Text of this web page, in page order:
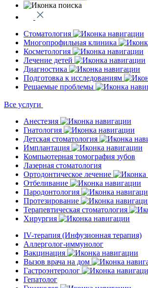
Стоматология
Многопрофильная клиника
Косметология
Лечение детей
Диагностика
Подготовка к исследованиям
Решаемые проблемы
Все услуги
Анестезия
Гнатология
Детская стоматология
Имплантация
Компьютерная томография зубов
Лазерная стоматология
Ортодонтическое лечение
Отбеливание
Пародонтология
Протезирование
Терапевтическая стоматология
Хирургия
IV-терапия (Инфузионная терапия)
Аллерголог-иммунолог
Вакцинация
Вызов врача на дом
Гастроэнтеролог
Гепатолог